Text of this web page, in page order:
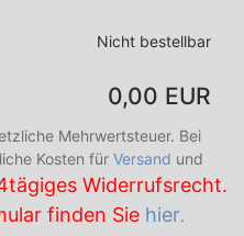
Nicht bestellbar
0,00 EUR
Mehrwertsteuer. Bei
Kosten für Versand und
Widerrufsrecht.
finden Sie hier.